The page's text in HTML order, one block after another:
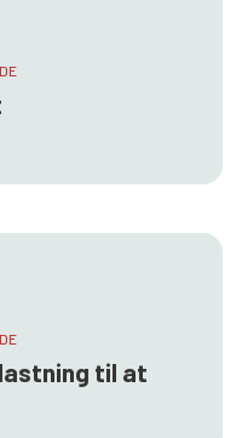
til at